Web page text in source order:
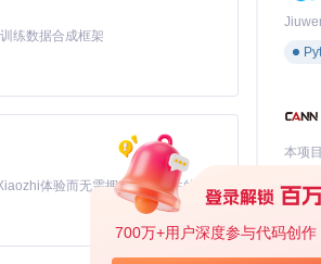
700万+用户深度参与代码创
"
练数据合成框架
基于Python的Xiaozhi AI，适用于想要完整Xiaozhi体验而无需拥有专用硬件的用户。
C++